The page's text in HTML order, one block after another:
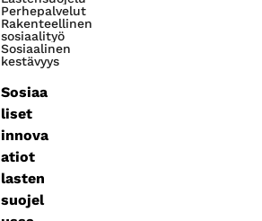
Perhepalvelut
Rakenteellinen
sosiaalityö
Sosiaalinen
kestävyys
Sosiaa
liset
innova
atiot
lasten
suojel